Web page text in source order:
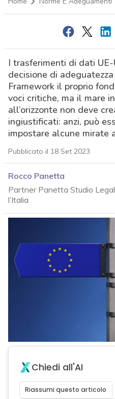
I trasferimenti di dati
decisione di
Framework il proprio
voci critiche, ma il mare
all’orizzonte non deve
ingiustificati: anzi, può
impostare alcune mirate
Pubblicato il 18 Set 2023
Rocco Panetta
Partner Panetta Studio
l’Italia
Chiedi all'AI
Riassumi questo articolo